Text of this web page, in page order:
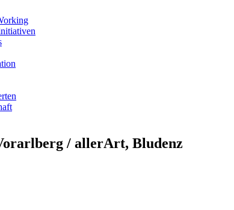
/ allerArt, Bludenz